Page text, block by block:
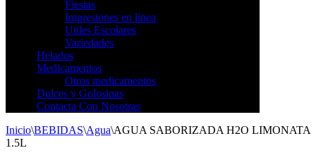
Fiestas
Impresiones en linea
Utiles Escolares
Variedades
Helados
Medicamentos
Otros medicamentos
Dulces y Golosinas
Contacta Con Nosotras
Inicio\BEBIDAS\Agua\AGUA SABORIZADA H2O LIMONATA
1.5L